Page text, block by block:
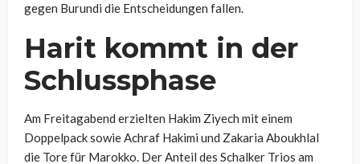
gegen Burundi die Entscheidungen fallen.
Harit kommt in der
Schlussphase
Am Freitagabend erzielten Hakim Ziyech mit einem
Doppelpack sowie Achraf Hakimi und Zakaria Aboukhlal
die Tore für Marokko. Der Anteil des Schalker Trios am